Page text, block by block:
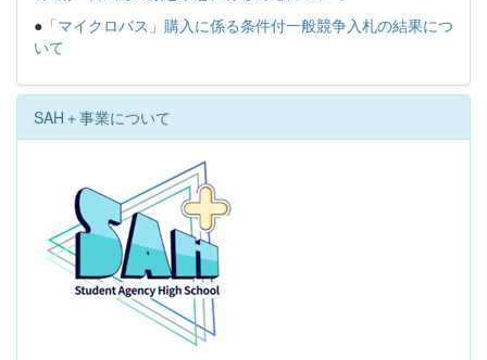
● 「マイクロバス」購入に係る条件付一般競争入札の結果につ
いて
SAH＋事業について